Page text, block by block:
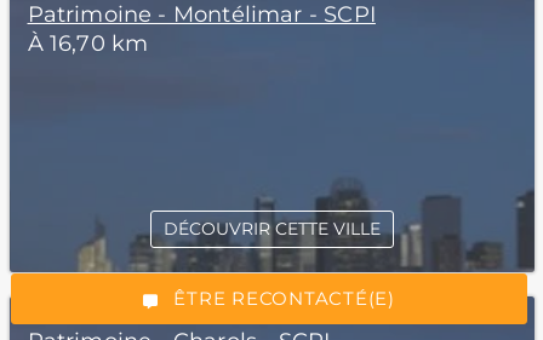
“Excellent”, 165 avis
ÊTRE RECONTACTÉ(E)
Patrimoine - Montélimar - SCPI
À 16,70 km
DÉCOUVRIR CETTE VILLE